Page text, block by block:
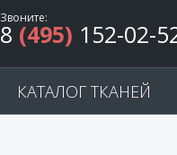
Звоните:
8 (495) 152-02-
КАТАЛОГ ТКАНЕЙ